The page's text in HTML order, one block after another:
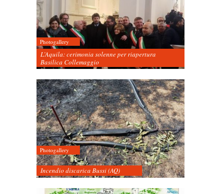
Photogallery
L’Aquila: cerimonia solenne per riapertura
Basilica Collemaggio
Photogallery
Incendio discarica Bussi (AQ)